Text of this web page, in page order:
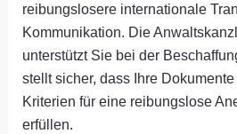
reibungslosere internationale
Kommunikation. Die
unterstützt Sie bei der
stellt sicher, dass Ihre
Kriterien für eine reibungslose
erfüllen.